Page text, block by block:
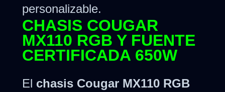
personalizable.
CHASIS COUGAR
MX110 RGB Y FUENTE
CERTIFICADA 650W
El chasis Cougar MX110 RGB